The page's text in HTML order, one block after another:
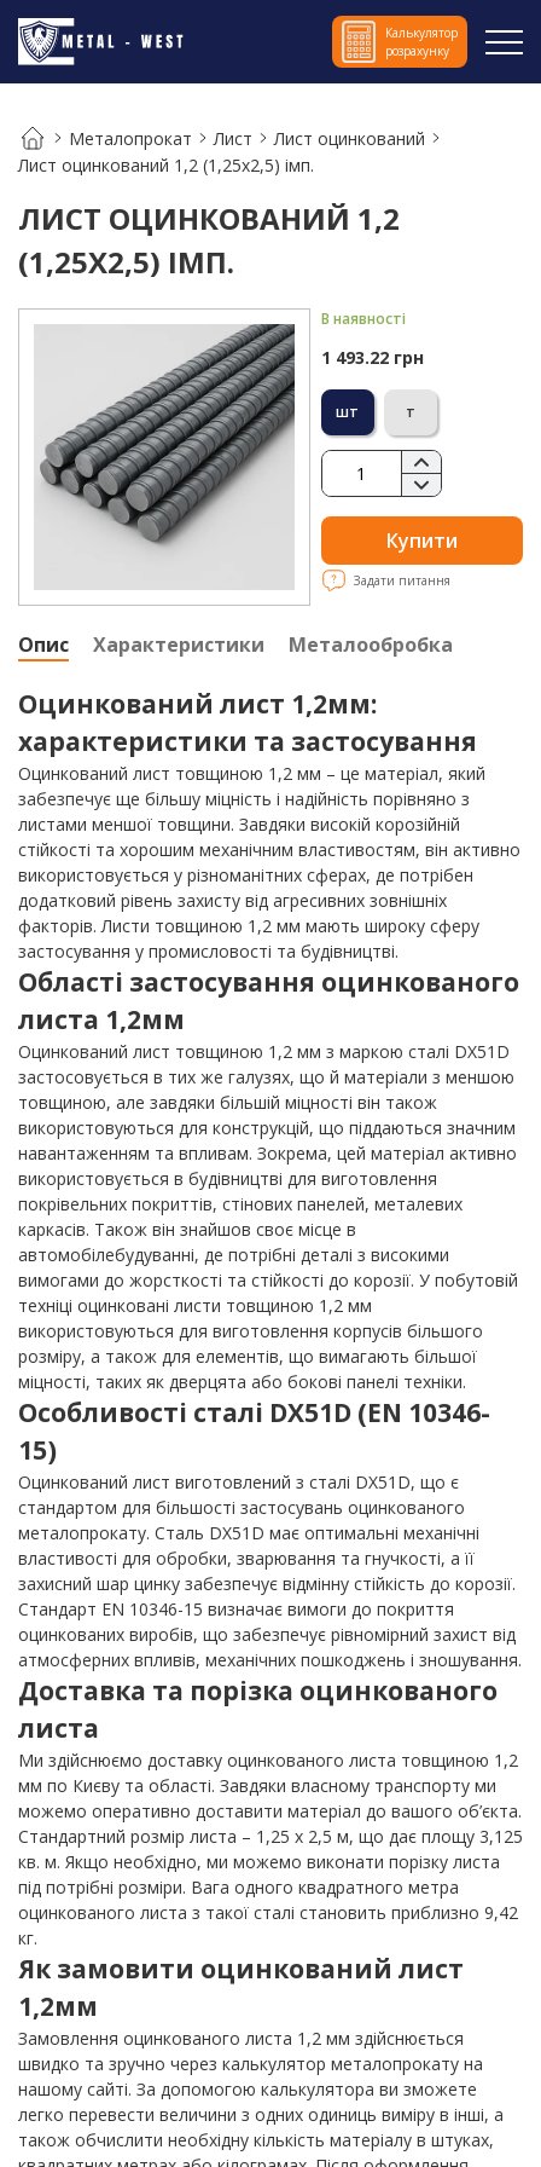
Калькулятор
розрахунку
Металопрокат Лист
Лист оцинкований
Лист оцинкований 1,2 (1,25х2,5) імп.
ЛИСТ ОЦИНКОВАНИЙ 1,2
(1,25Х2,5) ІМП.
В наявності
1 493.22 грн
шт т
Купити
Задати питання
Опис Характеристики Металообробка
Оцинкований лист 1,2мм:
характеристики та застосування
Оцинкований лист товщиною 1,2 мм – це матеріал, який
забезпечує ще більшу міцність і надійність порівняно з
листами меншої товщини. Завдяки високій корозійній
стійкості та хорошим механічним властивостям, він активно
використовується у різноманітних сферах, де потрібен
додатковий рівень захисту від агресивних зовнішніх
факторів. Листи товщиною 1,2 мм мають широку сферу
застосування у промисловості та будівництві.
Області застосування оцинкованого
листа 1,2мм
Оцинкований лист товщиною 1,2 мм з маркою сталі DX51D
застосовується в тих же галузях, що й матеріали з меншою
товщиною, але завдяки більшій міцності він також
використовуються для конструкцій, що піддаються значним
навантаженням та впливам. Зокрема, цей матеріал активно
використовується в будівництві для виготовлення
покрівельних покриттів, стінових панелей, металевих
каркасів. Також він знайшов своє місце в
автомобілебудуванні, де потрібні деталі з високими
вимогами до жорсткості та стійкості до корозії. У побутовій
техніці оцинковані листи товщиною 1,2 мм
використовуються для виготовлення корпусів більшого
розміру, а також для елементів, що вимагають більшої
міцності, таких як дверцята або бокові панелі техніки.
Особливості сталі DX51D (EN 10346-
15)
Оцинкований лист виготовлений з сталі DX51D, що є
стандартом для більшості застосувань оцинкованого
металопрокату. Сталь DX51D має оптимальні механічні
властивості для обробки, зварювання та гнучкості, а її
захисний шар цинку забезпечує відмінну стійкість до корозії.
Стандарт EN 10346-15 визначає вимоги до покриття
оцинкованих виробів, що забезпечує рівномірний захист від
атмосферних впливів, механічних пошкоджень і зношування.
Доставка та порізка оцинкованого
листа
Ми здійснюємо доставку оцинкованого листа товщиною 1,2
мм по Києву та області. Завдяки власному транспорту ми
можемо оперативно доставити матеріал до вашого об’єкта.
Стандартний розмір листа – 1,25 х 2,5 м, що дає площу 3,125
кв. м. Якщо необхідно, ми можемо виконати порізку листа
під потрібні розміри. Вага одного квадратного метра
оцинкованого листа з такої сталі становить приблизно 9,42
кг.
Як замовити оцинкований лист
1,2мм
Замовлення оцинкованого листа 1,2 мм здійснюється
швидко та зручно через калькулятор металопрокату на
нашому сайті. За допомогою калькулятора ви зможете
легко перевести величини з одних одиниць виміру в інші, а
також обчислити необхідну кількість матеріалу в штуках,